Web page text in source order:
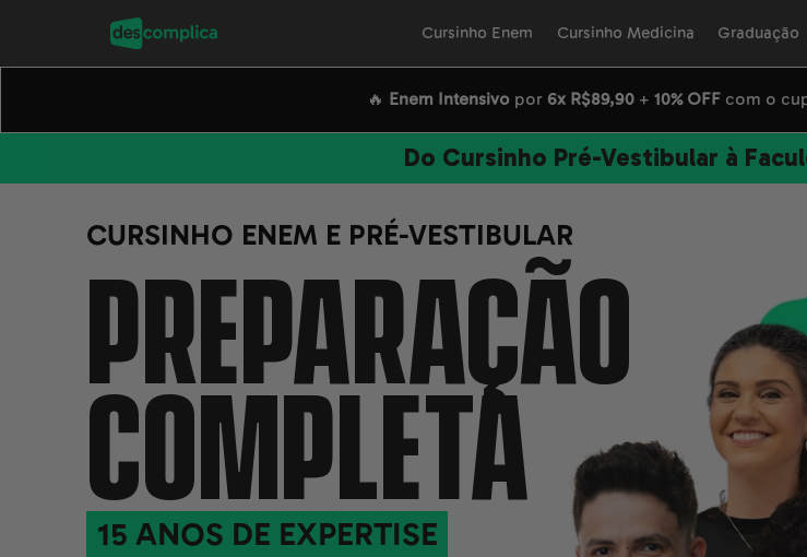
Cursinho Enem Cursinho Medicina Graduação
🔥 Enem Intensivo por6x R$89,90 +10% OFF com o
Do Cursinho Pré-Vestibular à
CURSINHO ENEM E PRÉ-VESTIBULAR
PREPARAÇÃO
COMPLETA
15 ANOS DE EXPERTISE